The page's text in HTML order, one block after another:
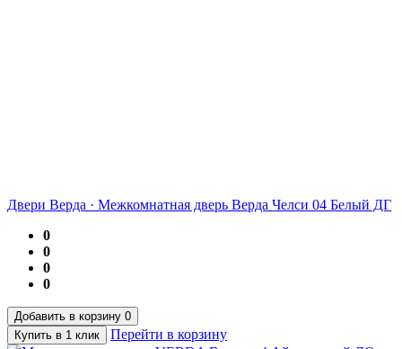
Двери Верда · Межкомнатная дверь Верда Челси 04 Белый ДГ
0
0
0
0
Добавить в корзину 0
Купить в 1 клик
Перейти в корзину